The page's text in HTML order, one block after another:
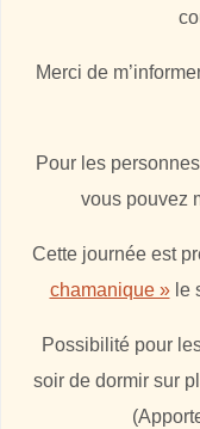
Merci de
Pour les
vous pouvez
Cette journée est
chamanique » le
Possibilité pour
soir de dormir sur